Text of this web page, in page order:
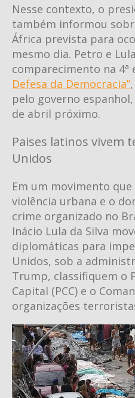
Nesse contexto, o
também informou
África prevista para
mesmo dia. Petro e
comparecimento na 4ª
Defesa da Democracia”
pelo governo
de abril próximo.
Paises latinos vivem
Unidos
Em um movimento
violência urbana e o
crime organizado no
Inácio Lula da Silva
diplomáticas para
Unidos, sob a
Trump, classifiquem o
Capital (PCC) e o
organizações